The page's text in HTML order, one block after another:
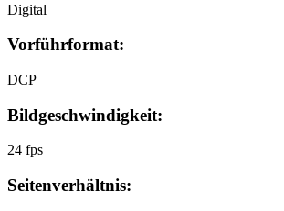
Digital
Vorführformat:
DCP
Bildgeschwindigkeit:
24 fps
Seitenverhältnis: